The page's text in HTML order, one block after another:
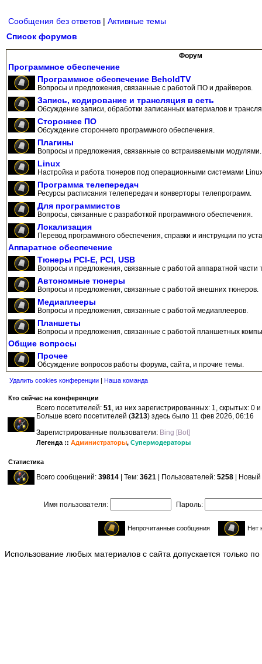
Сообщения без ответов | Активные темы
Список форумов
Форум
Программное обеспечение
Программное обеспечение BeholdTV
Вопросы и предложения, связанные с работой ПО и драйверов.
Запись, кодирование и трансляция в сеть
Обсуждение записи, обработки записанных материалов и
Стороннее ПО
Обсуждение стороннего программного обеспечения.
Плагины
Вопросы и предложения, связанные со встраиваемыми модулями.
Linux
Настройка и работа тюнеров под операционными системами
Программа телепередач
Ресурсы расписания телепередач и конверторы телепрограмм.
Для программистов
Вопросы, связанные с разработкой программного обеспечения.
Локализация
Перевод программного обеспечения, справки и инструкции по
Аппаратное обеспечение
Тюнеры PCI-E, PCI, USB
Вопросы и предложения, связанные с работой аппаратной части
Автономные тюнеры
Вопросы и предложения, связанные с работой внешних тюнеров.
Медиаплееры
Вопросы и предложения, связанные с работой медиаплееров.
Планшеты
Вопросы и предложения, связанные с работой планшетных
Общие вопросы
Прочее
Обсуждение вопросов работы форума, сайта, и прочие темы.
Удалить cookies конференции | Наша команда
Кто сейчас на конференции
Всего посетителей: 51, из них зарегистрированных: 1, скрытых: 0
Больше всего посетителей (3213) здесь было 11 фев 2026, 06:16
Зарегистрированные пользователи: Bing [Bot]
Легенда :: Администраторы, Супермодераторы
Статистика
Всего сообщений: 39814 | Тем: 3621 | Пользователей: 5258 |
Имя пользователя: Пароль:
Непрочитанные сообщения Нет
Использование любых материалов с сайта допускается только